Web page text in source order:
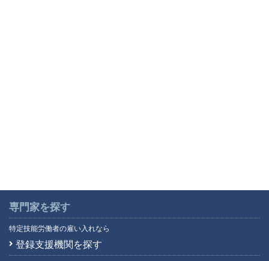
専門家を探す
特定技能労働者の雇い入れなら
登録支援機関を探す